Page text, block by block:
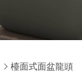
檯面式面盆龍頭